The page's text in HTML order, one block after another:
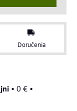
Doručenia
• 0 € •